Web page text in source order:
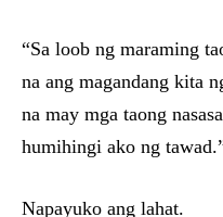
“Sa loob ng maraming
na ang magandang kita
na may mga taong
humihingi ako ng
Napayuko ang lahat.